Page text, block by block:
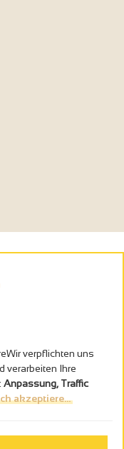
- trinken Sie in
verpflichten uns
verarbeiten Ihre
Anpassung, Traffic
akzeptiere...